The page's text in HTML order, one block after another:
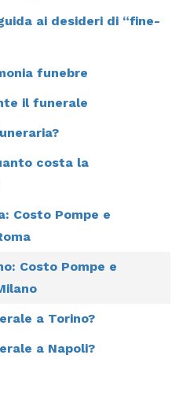
ai desideri di “fine-
funebre
il funerale
costa la
Costo Pompe e
Costo Pompe e
a Torino?
a Napoli?